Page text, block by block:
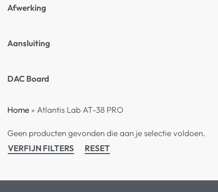
Afwerking
Aansluiting
DAC Board
Home » Atlantis Lab AT-38 PRO
Geen producten gevonden die aan je selectie voldoen.
VERFIJN FILTERS
RESET